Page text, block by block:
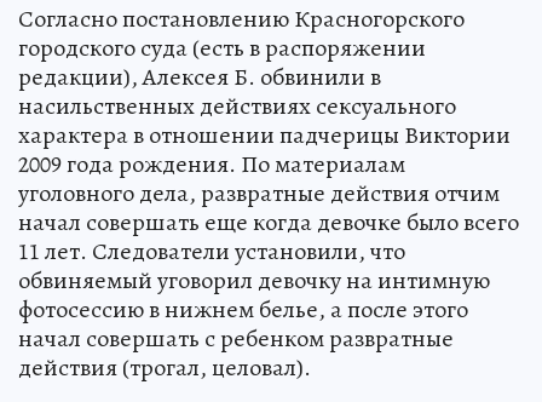
Согласно постановлению Красногорского
городского суда (есть в распоряжении
редакции), Алексея Б. обвинили в
насильственных действиях сексуального
характера в отношении падчерицы Виктории
2009 года рождения. По материалам
уголовного дела, развратные действия отчим
начал совершать еще когда девочке было всего
11 лет. Следователи установили, что
обвиняемый уговорил девочку на интимную
фотосессию в нижнем белье, а после этого
начал совершать с ребенком развратные
действия (трогал, целовал).